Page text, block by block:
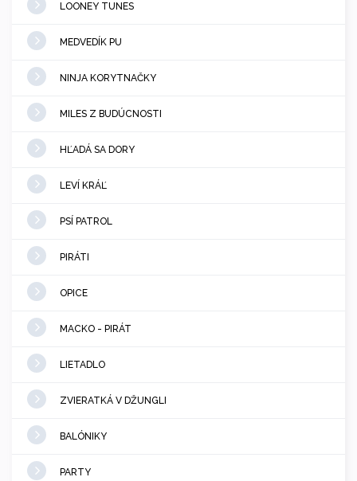
LOONEY TUNES
MEDVEDÍK PU
NINJA KORYTNAČKY
MILES Z BUDÚCNOSTI
HĽADÁ SA DORY
LEVÍ KRÁĽ
PSÍ PATROL
PIRÁTI
OPICE
MACKO - PIRÁT
LIETADLO
ZVIERATKÁ V DŽUNGLI
BALÓNIKY
PARTY